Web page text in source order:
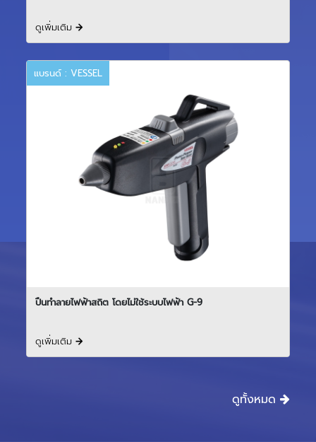
ดูเพิ่มเติม
แบรนด์ : VESSEL
ปืนทำลายไฟฟ้าสถิต โดยไม่ใช้ระบบไฟฟ้า G-9
ดูเพิ่มเติม
ดูทั้งหมด